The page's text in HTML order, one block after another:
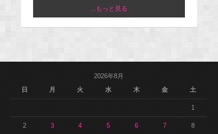
...もっと見る
2026年8月
日
月 火 水 木 金 土
1
2 3 4 5 6 7 8